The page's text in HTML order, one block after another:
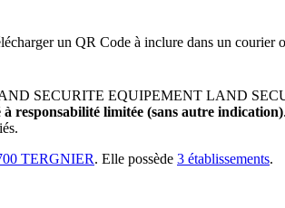
un QR Code à inclure dans un courier
SECURITE EQUIPEMENT LAND
à responsabilité limitée (sans autre indication).
TERGNIER. Elle possède 3 établissements.